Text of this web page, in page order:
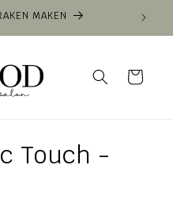
MAKEN
Winkelwagen
Touch -